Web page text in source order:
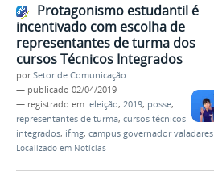
Protagonismo estudantil é
incentivado com escolha de
representantes de turma dos
cursos Técnicos Integrados
porSetor de Comunicação
— publicado 02/04/2019
— registrado em: eleição, 2019, posse,
representantes de turma, cursos técnicos
integrados, ifmg, campus governador valadares
Localizado em Notícias